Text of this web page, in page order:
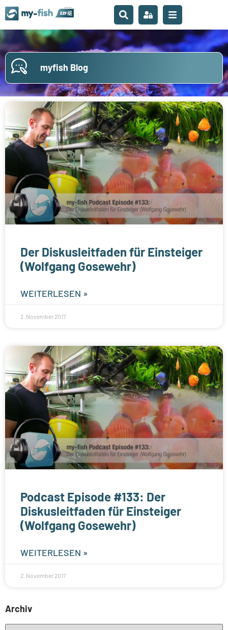
myfish Blog
Der Diskusleitfaden für Einsteiger
(Wolfgang Gosewehr)
WEITERLESEN »
2. November 2017
Podcast Episode #133: Der
Diskusleitfaden für Einsteiger
(Wolfgang Gosewehr)
WEITERLESEN »
2. November 2017
Archiv